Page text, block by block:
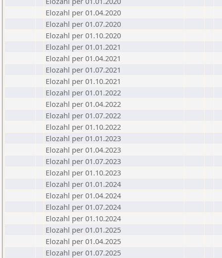
Elozahl per 01.04.2020
Elozahl per 01.07.2020
Elozahl per 01.10.2020
Elozahl per 01.01.2021
Elozahl per 01.04.2021
Elozahl per 01.07.2021
Elozahl per 01.10.2021
Elozahl per 01.01.2022
Elozahl per 01.04.2022
Elozahl per 01.07.2022
Elozahl per 01.10.2022
Elozahl per 01.01.2023
Elozahl per 01.04.2023
Elozahl per 01.07.2023
Elozahl per 01.10.2023
Elozahl per 01.01.2024
Elozahl per 01.04.2024
Elozahl per 01.07.2024
Elozahl per 01.10.2024
Elozahl per 01.01.2025
Elozahl per 01.04.2025
Elozahl per 01.07.2025